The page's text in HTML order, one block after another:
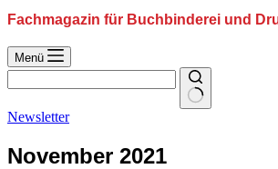
Fachmagazin für Buchbinderei und
Menü
Newsletter
November 2021